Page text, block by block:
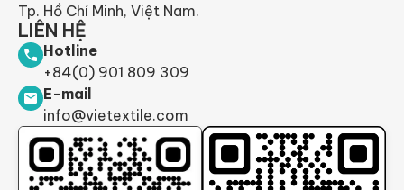
Tp. Hồ Chí Minh, Việt Nam.
LIÊN HỆ
Hotline
+84(0) 901 809 309
E-mail
info@vietextile.com